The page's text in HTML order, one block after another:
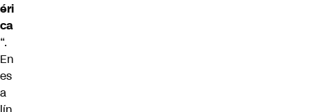
éri
ca
“.
En
es
a